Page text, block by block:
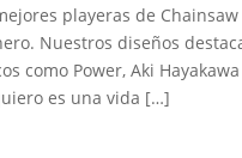
playeras de
Nuestros diseños
como Power, Aki
es una vida […]